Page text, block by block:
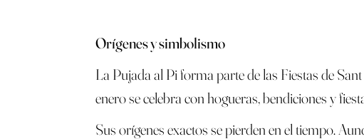
Orígenes y simbolismo
La Pujada al Pi forma parte de las Fiestas de
enero se celebra con hogueras, bendiciones y
Sus orígenes exactos se pierden en el tiempo.